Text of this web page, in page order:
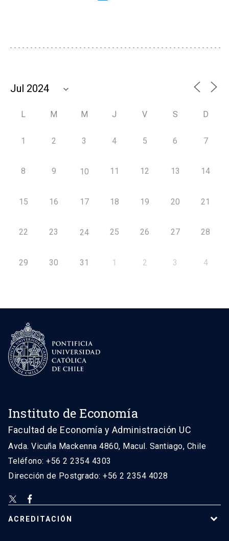
L M M J V S D
1 2 3 4 5 6 7
8 9 10 11 12 13 14
15 16 17 18 19 20 21
22 23 24 25 26 27 28
29 30 31 1 2 3 4
Instituto de Economía
Facultad de Economía y Administración UC
Avda. Vicuña Mackenna 4860, Macul. Santiago, Chile
Teléfono: +56 2 2354 4303
Dirección de Postgrado: +56 2 2354 4028
ACREDITACIÓN